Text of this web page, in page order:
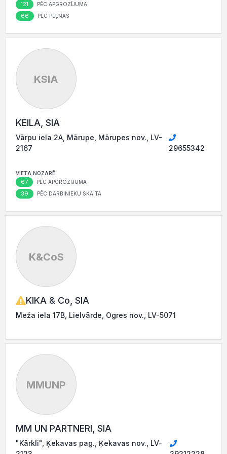
121 PĒC APGROZĪJUMA
66 PĒC PEĻŅAS
KSIA
KEILA, SIA
Vārpu iela 2A, Mārupe, Mārupes nov., LV-
2167
29655342
VIETA NOZARĒ
67 PĒC APGROZĪJUMA
39 PĒC DARBINIEKU SKAITA
K&CoS
KIKA & Co, SIA
Meža iela 17B, Lielvārde, Ogres nov., LV-5071
MMUNP
MM UN PARTNERI, SIA
"Kārkli", Ķekavas pag., Ķekavas nov., LV-